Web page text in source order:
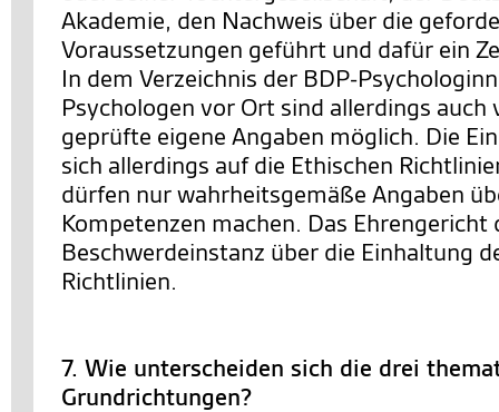
Akademie, den Nachweis über die
Voraussetzungen geführt und dafür ein
In dem Verzeichnis der BDP-
Psychologen vor Ort sind allerdings auch
geprüfte eigene Angaben möglich. Die
sich allerdings auf die Ethischen
dürfen nur wahrheitsgemäße Angaben
Kompetenzen machen. Das Ehrengericht
Beschwerdeinstanz über die Einhaltung
Richtlinien.
7. Wie unterscheiden sich die drei
Grundrichtungen?